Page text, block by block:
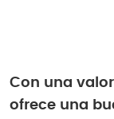
Con una
ofrece una